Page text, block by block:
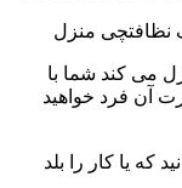
نظافتچی منزل
می کند شما با
آن فرد خواهید
که یا کار را بلد